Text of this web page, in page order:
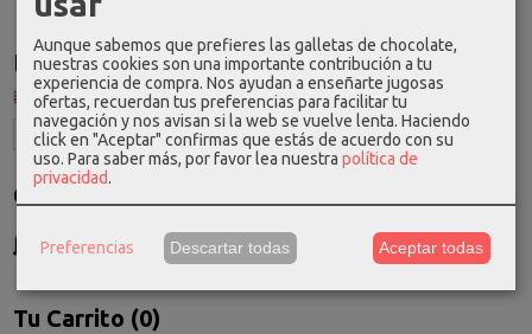
Idioma
Costes de Envío
Consultar Destinos
Tu Carrito (0)
Aunque sabemos que prefieres las galletas de chocolate,
nuestras cookies son una importante contribución a tu
experiencia de compra. Nos ayudan a enseñarte jugosas
ofertas, recuerdan tus preferencias para facilitar tu
navegación y nos avisan si la web se vuelve lenta. Haciendo
click en "Aceptar" confirmas que estás de acuerdo con su
uso. Para saber más, por favor lea nuestra política de
privacidad.
Preferencias Descartar todas Aceptar todas